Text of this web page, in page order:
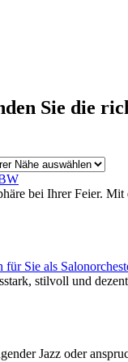
Sie die
bei Ihrer Feier.
Sie als
stilvoll und
Jazz oder